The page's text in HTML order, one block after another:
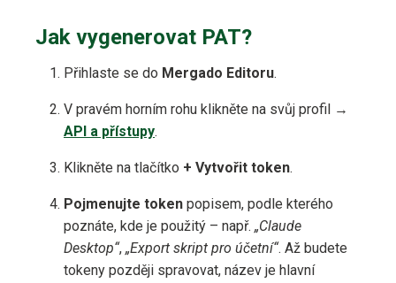
Jak vygenerovat PAT?
Přihlaste se do Mergado Editoru.
V pravém horním rohu klikněte na svůj profil →
API a přístupy.
Klikněte na tlačítko + Vytvořit token.
Pojmenujte token popisem, podle kterého
poznáte, kde je použitý – např. „Claude
Desktop“, „Export skript pro účetní“. Až budete
tokeny později spravovat, název je hlavní